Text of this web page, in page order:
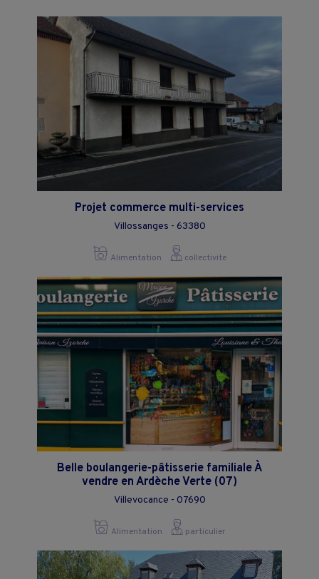
Projet commerce multi-services
Villossanges - 63380
Alimentation collectivite
Belle boulangerie-pâtisserie familiale À
vendre en Ardèche Verte (07)
Villevocance - 07690
Alimentation particulier